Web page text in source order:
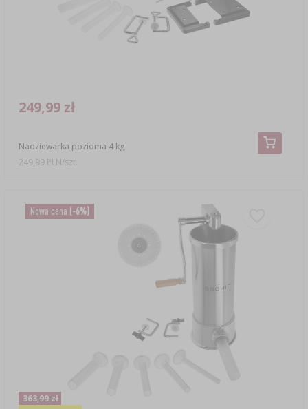
Nadziewarka pozioma 4 kg
249,99 zł
249,99 PLN/szt.
Nowa cena (-6%)
363,99 zł